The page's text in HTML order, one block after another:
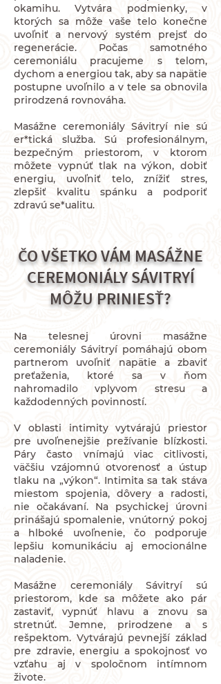
okamihu. Vytvára podmienky, v
ktorých sa môže vaše telo konečne
uvoľniť a nervový systém prejsť do
regenerácie. Počas samotného
ceremoniálu pracujeme s telom,
dychom a energiou tak, aby sa napätie
postupne uvoľnilo a v tele sa obnovila
prirodzená rovnováha.
Masážne ceremoniály Sávitryí nie sú
er*tická služba. Sú profesionálnym,
bezpečným priestorom, v ktorom
môžete vypnúť tlak na výkon, dobiť
energiu, uvoľniť telo, znížiť stres,
zlepšiť kvalitu spánku a podporiť
zdravú se*ualitu.
ČO VŠETKO VÁM MASÁŽNE
CEREMONIÁLY SÁVITRYÍ
MÔŽU PRINIESŤ?
Na telesnej úrovni masážne
ceremoniály Sávitryí pomáhajú obom
partnerom uvoľniť napätie a zbaviť
preťaženia, ktoré sa v ňom
nahromadilo vplyvom stresu a
každodenných povinností.
V oblasti intimity vytvárajú priestor
pre uvoľnenejšie prežívanie blízkosti.
Páry často vnímajú viac citlivosti,
väčšiu vzájomnú otvorenosť a ústup
tlaku na „výkon“. Intimita sa tak stáva
miestom spojenia, dôvery a radosti,
nie očakávaní. Na psychickej úrovni
prinášajú spomalenie, vnútorný pokoj
a hlboké uvoľnenie, čo podporuje
lepšiu komunikáciu aj emocionálne
naladenie.
Masážne ceremoniály Sávitryí sú
priestorom, kde sa môžete ako pár
zastaviť, vypnúť hlavu a znovu sa
stretnúť. Jemne, prirodzene a s
rešpektom. Vytvárajú pevnejší základ
pre zdravie, energiu a spokojnosť vo
vzťahu aj v spoločnom intímnom
živote.